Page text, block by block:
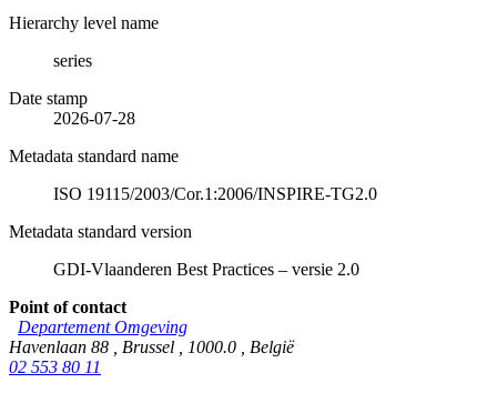
Hierarchy level name
series
Date stamp
2026-07-28
Metadata standard name
ISO 19115/2003/Cor.1:2006/INSPIRE-TG2.0
Metadata standard version
GDI-Vlaanderen Best Practices – versie 2.0
Point of contact
Departement Omgeving
Havenlaan 88
Brussel 1000.0
België
02 553 80 11